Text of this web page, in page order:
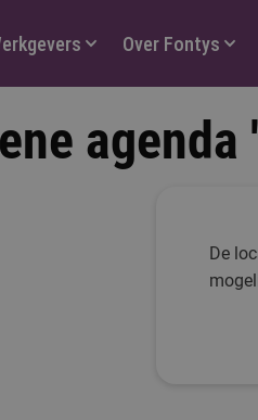
Over Fontys
agenda
De